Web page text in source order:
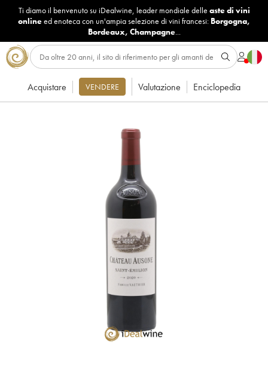
Ti diamo il benvenuto su iDealwine, leader mondiale delle aste di vini
onlineed enoteca con un'ampia selezione di vini francesi: Borgogna,
Bordeaux, Champagne...
Acquistare VENDERE Valutazione Enciclopedia